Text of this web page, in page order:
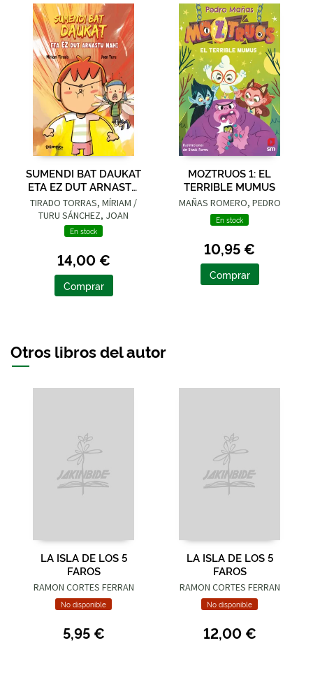
SUMENDI BAT DAUKAT
ETA EZ DUT ARNASTU
NAHI
TIRADO TORRAS, MÍRIAM /
TURU SÁNCHEZ, JOAN
En stock
14,00 €
Comprar
MOZTRUOS 1: EL
TERRIBLE MUMUS
MAÑAS ROMERO, PEDRO
En stock
10,95 €
Comprar
Otros libros del autor
LA ISLA DE LOS 5
FAROS
RAMON CORTES FERRAN
No disponible
5,95 €
LA ISLA DE LOS 5
FAROS
RAMON CORTES FERRAN
No disponible
12,00 €